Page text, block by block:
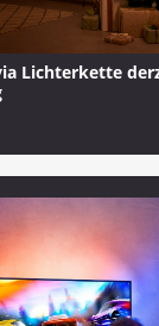
Lichterkette